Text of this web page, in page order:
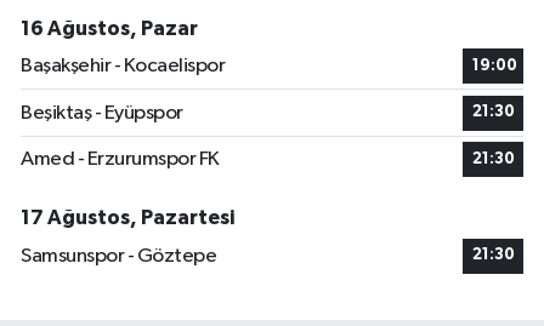
16 Ağustos, Pazar
Başakşehir - Kocaelispor
19:00
Beşiktaş - Eyüpspor 21:30
Amed - Erzurumspor FK 21:30
17 Ağustos, Pazartesi
Samsunspor - Göztepe
21:30